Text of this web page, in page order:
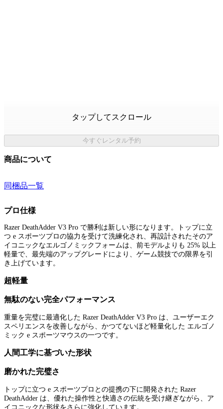
タップしてスクロール
今すぐレンタル予約
商品について
同梱品一覧
プロ仕様
Razer DeathAdder V3 Pro で勝利は新しい形になります。トップに立
つ e スポーツプロの協力を受けて洗練化され、再設計されたそのア
イコニックなエルゴノミックフォームは、前モデルよりも 25% 以上
軽量で、最先端のアップグレードにより、ゲーム競技での限界を引
き上げています。
超軽量
無駄のない完全パフォーマンス
重量を完璧に最適化した Razer DeathAdder V3 Pro は、ユーザーエク
スペリエンスを改善しながら、かつてないほど軽量化した エルゴノ
ミック e スポーツマウスの一つです。
人間工学に基づいた形状
磨かれた完璧さ
トップに立つ e スポーツプロとの提携の下に開発された Razer
DeathAdder は、優れた操作性と快適さの伝統を受け継ぎながら、ア
イコニックな形状をさらに強化しています。